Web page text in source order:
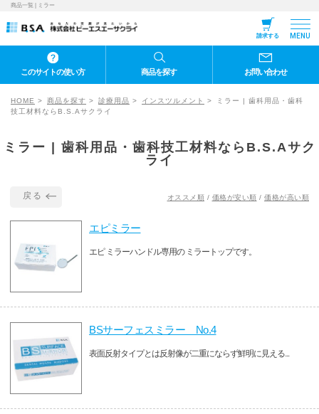
商品一覧 | ミラー
請求する MENU
このサイトの使い方 商品を探す お問い合わせ
HOME 商品を探す 診療用品 インスツルメント
ミラー | 歯科用品・歯科
技工材料ならB.S.Aサクライ
ミラー | 歯科用品・歯科技工材料ならB.S.Aサク
ライ
戻る オススメ順 / 価格が安い順 / 価格が高い順
エピミラー
エピ ミラーハンドル専用の ミラートップです。
BSサーフェスミラー No.4
表面反射タイプとは反射像が二重にならず鮮明に見える...